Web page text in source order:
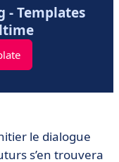
- Templates
le dialogue
s’en trouvera